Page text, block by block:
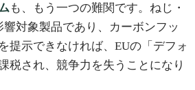
も、もう一つの難関です。ねじ・
対象製品であり、カーボンフッ
提示できなければ、EUの「デフォ
税され、競争力を失うことになり